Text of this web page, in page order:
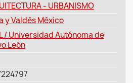
- URBANISMO
y Valdés México
/ Universidad Autónoma de
León